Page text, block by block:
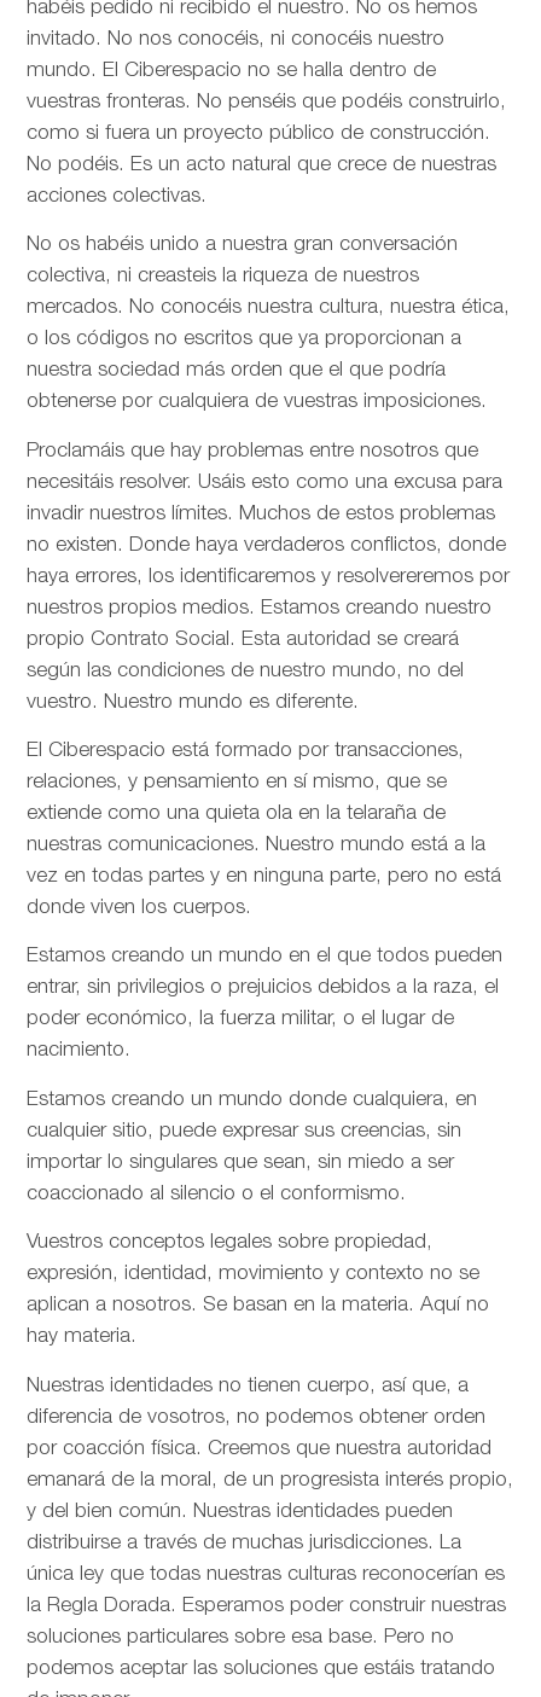
habéis pedido ni recibido el nuestro. No os hemos
invitado. No nos conocéis, ni conocéis nuestro
mundo. El Ciberespacio no se halla dentro de
vuestras fronteras. No penséis que podéis construirlo,
como si fuera un proyecto público de construcción.
No podéis. Es un acto natural que crece de nuestras
acciones colectivas.
No os habéis unido a nuestra gran conversación
colectiva, ni creasteis la riqueza de nuestros
mercados. No conocéis nuestra cultura, nuestra ética,
o los códigos no escritos que ya proporcionan a
nuestra sociedad más orden que el que podría
obtenerse por cualquiera de vuestras imposiciones.
Proclamáis que hay problemas entre nosotros que
necesitáis resolver. Usáis esto como una excusa para
invadir nuestros límites. Muchos de estos problemas
no existen. Donde haya verdaderos conflictos, donde
haya errores, los identificaremos y resolvereremos por
nuestros propios medios. Estamos creando nuestro
propio Contrato Social. Esta autoridad se creará
según las condiciones de nuestro mundo, no del
vuestro. Nuestro mundo es diferente.
El Ciberespacio está formado por transacciones,
relaciones, y pensamiento en sí mismo, que se
extiende como una quieta ola en la telaraña de
nuestras comunicaciones. Nuestro mundo está a la
vez en todas partes y en ninguna parte, pero no está
donde viven los cuerpos.
Estamos creando un mundo en el que todos pueden
entrar, sin privilegios o prejuicios debidos a la raza, el
poder económico, la fuerza militar, o el lugar de
nacimiento.
Estamos creando un mundo donde cualquiera, en
cualquier sitio, puede expresar sus creencias, sin
importar lo singulares que sean, sin miedo a ser
coaccionado al silencio o el conformismo.
Vuestros conceptos legales sobre propiedad,
expresión, identidad, movimiento y contexto no se
aplican a nosotros. Se basan en la materia. Aquí no
hay materia.
Nuestras identidades no tienen cuerpo, así que, a
diferencia de vosotros, no podemos obtener orden
por coacción física. Creemos que nuestra autoridad
emanará de la moral, de un progresista interés propio,
y del bien común. Nuestras identidades pueden
distribuirse a través de muchas jurisdicciones. La
única ley que todas nuestras culturas reconocerían es
la Regla Dorada. Esperamos poder construir nuestras
soluciones particulares sobre esa base. Pero no
podemos aceptar las soluciones que estáis tratando